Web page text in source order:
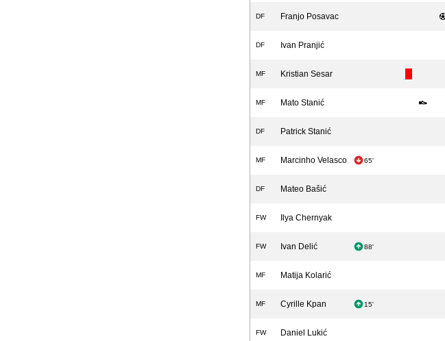
DF Franjo Posavac
DF Ivan Pranjić
MF Kristian Sesar
MF Mato Stanić
DF Patrick Stanić
MF Marcinho Velasco 65'
DF Mateo Bašić
FW Ilya Chernyak
FW Ivan Delić 88'
MF Matija Kolarić
MF Cyrille Kpan 15'
FW Daniel Lukić